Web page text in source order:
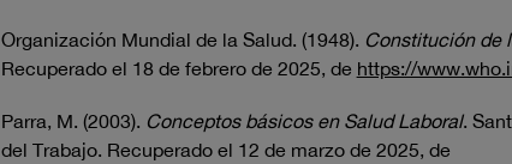
Organización Mundial de la Salud. (1948). Constitución de
Recuperado el 18 de febrero de 2025, de https://
Parra, M. (2003). Conceptos básicos en Salud Laboral.
del Trabajo. Recuperado el 12 de marzo de 2025, de